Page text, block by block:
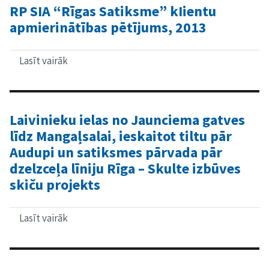
uzpildes
staciju
izvietošanas
izstrādi
RP SIA “Rīgas Satiksme” kIientu
apmierinātības pētījums, 2013
Lasīt vairāk
“Rīgas
kIientu
apmierinātības
pētījums,
2013
Laivinieku ielas no Jaunciema gatves
līdz Mangaļsalai, ieskaitot tiltu pār
Audupi un satiksmes pārvada pār
dzelzceļa līniju Rīga – Skulte izbūves
skiču projekts
Lasīt vairāk
no